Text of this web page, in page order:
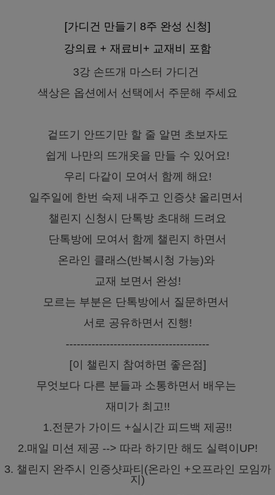
[가디건 만들기 8주 완성 신청]
강의료 + 재료비+ 교재비 포함
3강 손뜨개 마스터 가디건
색상은 옵션에서 선택에서 주문해 주세요
겉뜨기 안뜨기만 할 줄 알면 초보자도
쉽게 나만의 뜨개옷을 만들 수 있어요!
우리 다같이 모여서 함께 해요!
일주일에 한번 숙제 내주고 인증샷 올리면서
챌린지 신청시 단톡방 초대해 드려요
단톡방에 모여서 함께 챌린지 하면서
온라인 클래스(반복시청 가능)와
교재 보면서 완성!
모르는 부분은 단톡방에서 질문하면서
서로 공유하면서 진행!
---------------------------------------
[이 챌린지 참여하면 좋은점]
무엇보다 다른 분들과 소통하면서 배우는
재미가 최고!!
1.전문가 가이드 +실시간 피드백 제공!!
2.매일 미션 제공 --> 따라 하기만 해도 실력이UP!
3. 챌린지 완주시 인증샷파티(온라인 +오프라인 모임까
지)